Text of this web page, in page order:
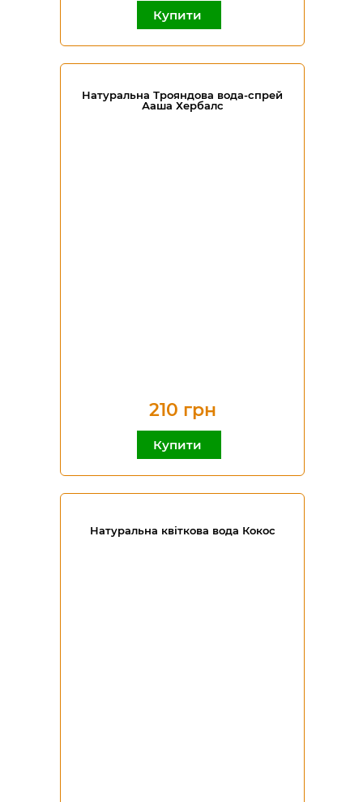
Купити
Натуральна Трояндова вода-спрей
Ааша Хербалс
210 грн
Купити
Натуральна квіткова вода Кокос